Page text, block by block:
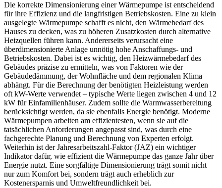
Die korrekte Dimensionierung einer Wärmepumpe ist entscheidend
für ihre Effizienz und die langfristigen Betriebskosten. Eine zu klein
ausgelegte Wärmepumpe schafft es nicht, den Wärmebedarf des
Hauses zu decken, was zu höheren Zusatzkosten durch alternative
Heizquellen führen kann. Andererseits verursacht eine
überdimensionierte Anlage unnötig hohe Anschaffungs- und
Betriebskosten. Dabei ist es wichtig, den Heizwärmebedarf des
Gebäudes präzise zu ermitteln, was von Faktoren wie der
Gebäudedämmung, der Wohnfläche und dem regionalen Klima
abhängt. Für die Berechnung der benötigten Heizleistung werden
oft kW-Werte verwendet – typische Werte liegen zwischen 4 und 12
kW für Einfamilienhäuser. Zudem sollte die Warmwasserbereitung
berücksichtigt werden, da sie ebenfalls Energie benötigt. Moderne
Wärmepumpen arbeiten am effizientesten, wenn sie auf die
tatsächlichen Anforderungen angepasst sind, was durch eine
fachgerechte Planung und Berechnung von Experten erfolgt.
Weiterhin ist der Jahresarbeitszahl-Faktor (JAZ) ein wichtiger
Indikator dafür, wie effizient die Wärmepumpe das ganze Jahr über
Energie nutzt. Eine sorgfältige Dimensionierung trägt somit nicht
nur zum Komfort bei, sondern trägt auch erheblich zur
Kostenersparnis und Umweltfreundlichkeit bei.